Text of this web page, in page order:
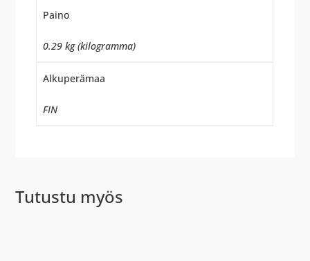
Paino
0.29 kg (kilogramma)
Alkuperämaa
FIN
Tutustu myös